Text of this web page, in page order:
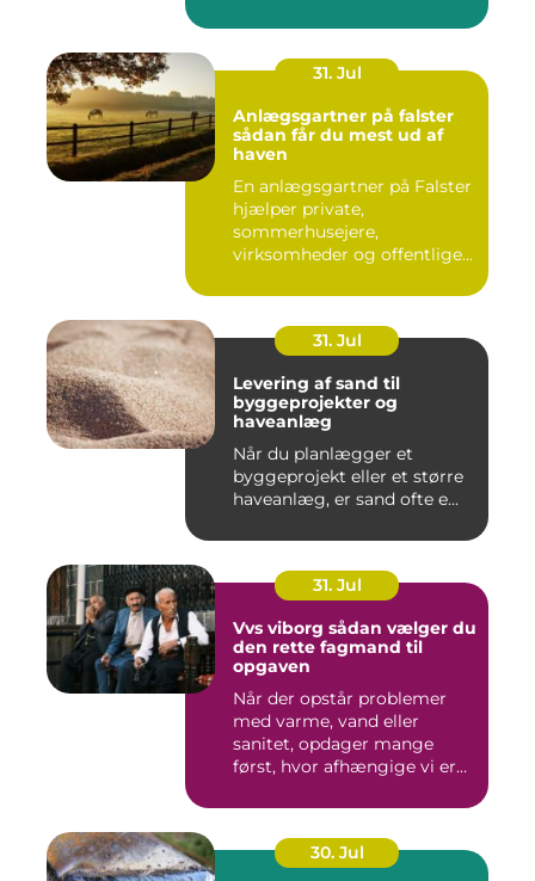
31. Jul
Anlægsgartner på falster
sådan får du mest ud af
haven
En anlægsgartner på Falster
hjælper private,
sommerhusejere,
virksomheder og offentlige
31. Jul
Levering af sand til
byggeprojekter og
haveanlæg
Når du planlægger et
byggeprojekt eller et større
haveanlæg, er sand ofte e...
31. Jul
Vvs viborg sådan vælger du
den rette fagmand til
opgaven
Når der opstår problemer
med varme, vand eller
sanitet, opdager mange
først, hvor afhængige vi er
30. Jul